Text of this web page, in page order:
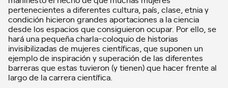
pertenecientes a diferentes cultura, país, clase, etnia y
condición hicieron grandes aportaciones a la ciencia
desde los espacios que consiguieron ocupar. Por ello, se
hará una pequeña charla-coloquio de historias
invisibilizadas de mujeres científicas, que suponen un
ejemplo de inspiración y superación de las diferentes
barreras que estas tuvieron (y tienen) que hacer frente al
largo de la carrera científica.